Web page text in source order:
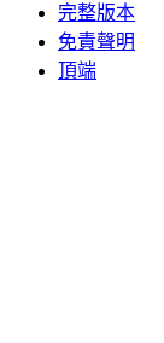
完整版本
免責聲明
頂端